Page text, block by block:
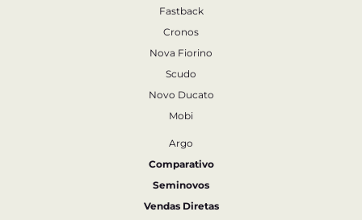
Fastback
Cronos
Nova Fiorino
Scudo
Novo Ducato
Mobi
Argo
Comparativo
Seminovos
Vendas Diretas